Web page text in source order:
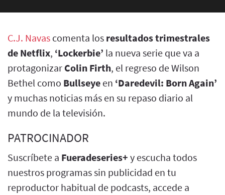
C.J. Navas comenta los resultados trimestrales
de Netflix, ‘Lockerbie’ la nueva serie que va a
protagonizar Colin Firth, el regreso de Wilson
Bethel como Bullseye en ‘Daredevil: Born Again’
y muchas noticias más en su repaso diario al
mundo de la televisión.
PATROCINADOR
Suscríbete a Fueradeseries+ y escucha todos
nuestros programas sin publicidad en tu
reproductor habitual de podcasts, accede a